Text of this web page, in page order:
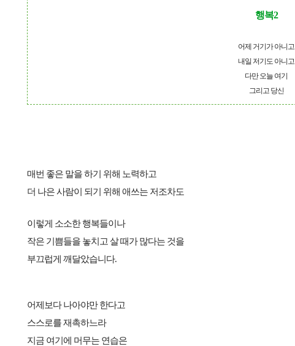
행복2
어제 거기가 아니고
내일 저기도 아니고
다만 오늘 여기
그리고 당신
매번 좋은 말을 하기 위해 노력하고
더 나은 사람이 되기 위해 애쓰는 저조차도
이렇게 소소한 행복들이나
작은 기쁨들을 놓치고 살 때가 많다는 것을
부끄럽게 깨달았습니다.
어제보다 나아야만 한다고
스스로를 재촉하느라
지금 여기에 머무는 연습은